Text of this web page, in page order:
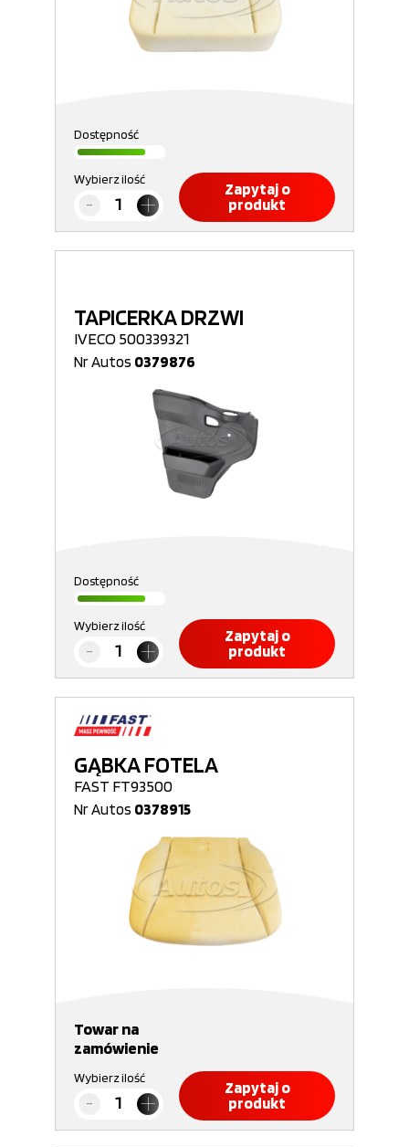
Dostępność
Wybierz ilość
Zapytaj o
produkt
TAPICERKA DRZWI
IVECO 500339321
Nr Autos 0379876
Dostępność
Wybierz ilość
Zapytaj o
produkt
GĄBKA FOTELA
FAST FT93500
Nr Autos 0378915
Towar na
zamówienie
Wybierz ilość
Zapytaj o
produkt